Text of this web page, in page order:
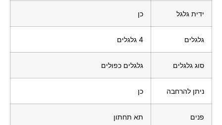
ידית גלגל כן
גלגלים 4 גלגלים
סוג גלגלים גלגלים כפולים
ניתן להרחבה כן
פנים תא תחתון